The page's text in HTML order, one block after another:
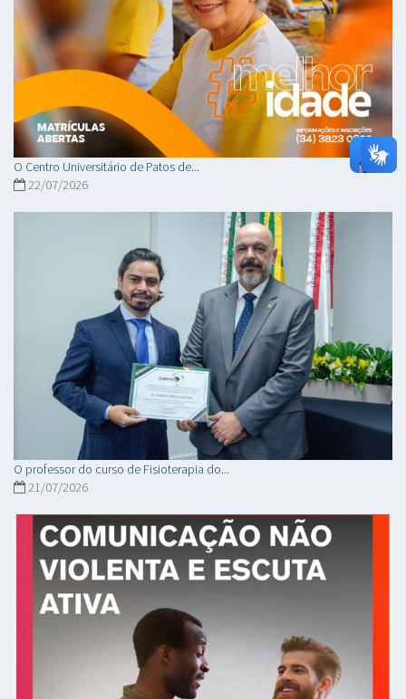
O Centro Universitário de Patos de...
22/07/2026
O professor do curso de Fisioterapia do...
21/07/2026